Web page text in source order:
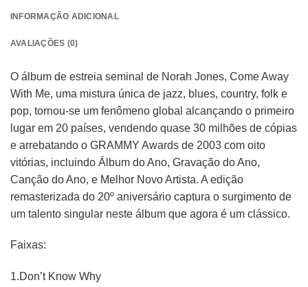
INFORMAÇÃO ADICIONAL
AVALIAÇÕES (0)
O álbum de estreia seminal de Norah Jones, Come Away
With Me, uma mistura única de jazz, blues, country, folk e
pop, tornou-se um fenômeno global alcançando o primeiro
lugar em 20 países, vendendo quase 30 milhões de cópias
e arrebatando o GRAMMY Awards de 2003 com oito
vitórias, incluindo Álbum do Ano, Gravação do Ano,
Canção do Ano, e Melhor Novo Artista. A edição
remasterizada do 20º aniversário captura o surgimento de
um talento singular neste álbum que agora é um clássico.
Faixas:
1.Don’t Know Why